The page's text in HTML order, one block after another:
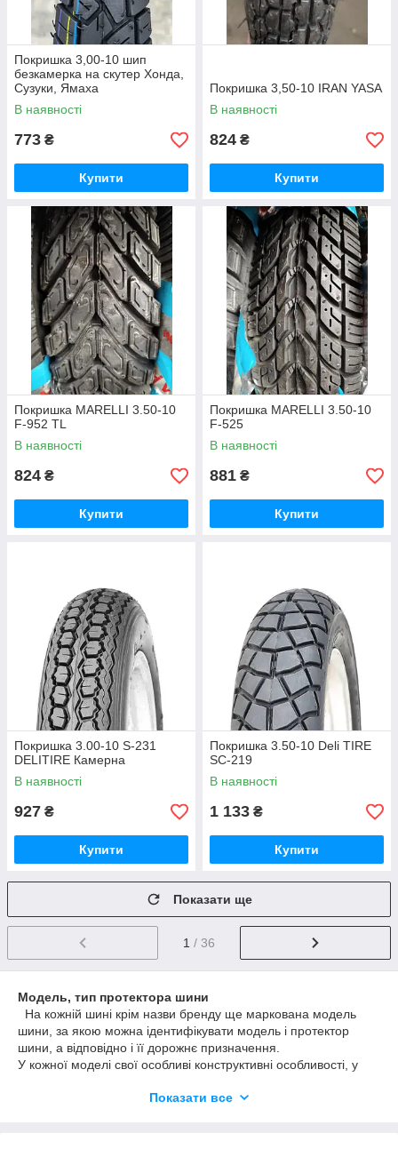
Покришка 3,00-10 шип
безкамерка на скутер Хонда,
Сузуки, Ямаха
В наявності
773 ₴
Купити
Покришка 3,50-10 IRAN YASA
В наявності
824 ₴
Купити
Покришка MARELLI 3.50-10
F-952 TL
В наявності
824 ₴
Купити
Покришка MARELLI 3.50-10
F-525
В наявності
881 ₴
Купити
Покришка 3.00-10 S-231
DELITIRE Камерна
В наявності
927 ₴
Купити
Покришка 3.50-10 Deli TIRE
SC-219
В наявності
1 133 ₴
Купити
Показати ще
1 / 36
Модель, тип протектора шини
На кожній шині крім назви бренду ще маркована модель
шини, за якою можна ідентифікувати модель і протектор
шини, а відповідно і її дорожнє призначення.
У кожної моделі свої особливі конструктивні особливості, у
профіль) протектора, для того, щоб поліпшити поведінку
Показати все